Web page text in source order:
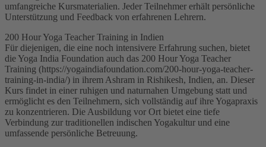
umfangreiche Kursmaterialien. Jeder Teilnehmer erhält persönliche
Unterstützung und Feedback von erfahrenen Lehrern.
200 Hour Yoga Teacher Training in Indien
Für diejenigen, die eine noch intensivere Erfahrung suchen, bietet
die Yoga India Foundation auch das 200 Hour Yoga Teacher
Training (https://yogaindiafoundation.com/200-hour-yoga-teacher-
training-in-india/) in ihrem Ashram in Rishikesh, Indien, an. Dieser
Kurs findet in einer ruhigen und naturnahen Umgebung statt und
ermöglicht es den Teilnehmern, sich vollständig auf ihre Yogapraxis
zu konzentrieren. Die Ausbildung vor Ort bietet eine tiefe
Verbindung zur traditionellen indischen Yogakultur und eine
umfassende persönliche Betreuung.